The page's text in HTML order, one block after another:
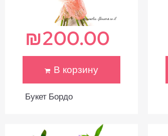
Букет Бордо
₪200.00
В корзину